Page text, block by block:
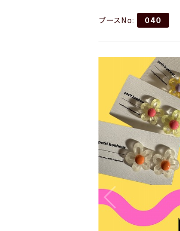
ブースNo: 040